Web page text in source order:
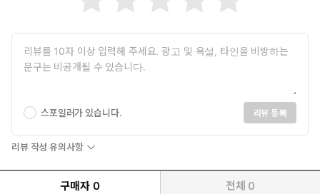
스포일러가 있습니다. 리뷰 등록
리뷰 작성 유의사항
구매자 0 전체 0